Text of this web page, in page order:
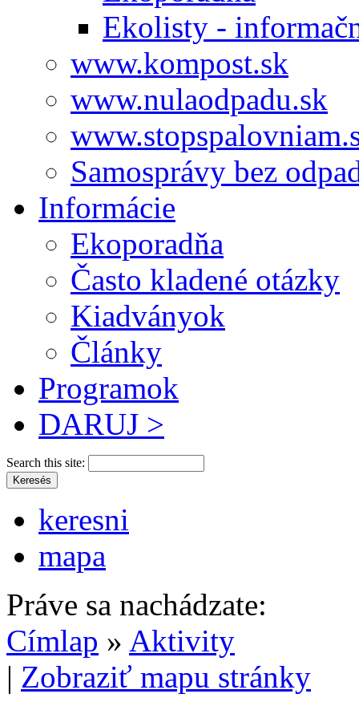
Ekolisty -
www.kompost.sk
www.nulaodpadu.sk
Samosprávy bez
Informácie
Ekoporadňa
Často kladené otázky
Kiadványok
Články
Programok
DARUJ >
Search this site:
keresni
mapa
Práve sa nachádzate:
Címlap » Aktivity
| Zobraziť mapu stránky